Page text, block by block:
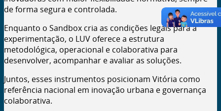
de forma segura e controlada.
Enquanto o Sandbox cria as condições legais para a
experimentação, o LUV oferece a estrutura
metodológica, operacional e colaborativa para
desenvolver, acompanhar e avaliar as soluções.
Juntos, esses instrumentos posicionam Vitória como
referência nacional em inovação urbana e governança
colaborativa.